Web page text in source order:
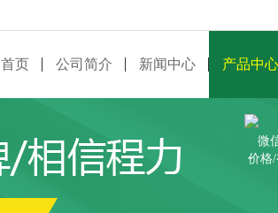
首页 公司简介 新闻中心 产品中心
微
价格